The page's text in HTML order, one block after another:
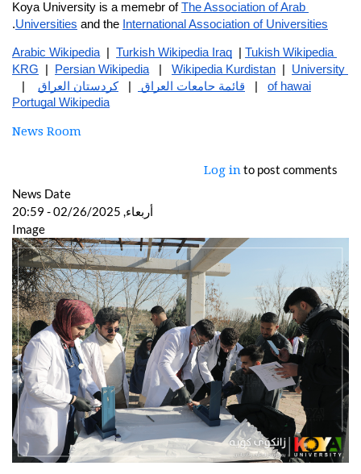
Koya University is a memebr of The Association of Arab
Universities and the International Association of Universities
.
Arabic Wikipedia Turkish Wikipedia Iraq
Tukish Wikipedia
KRG
Persian Wikipedia Wikipedia Kurdistan
University
of hawai
قائمة جامعات العراق | كردستان العراق
Portugal Wikipedia
News Room
Log into post comments
News Date
أربعاء, 02/26/2025 - 20:59
Image